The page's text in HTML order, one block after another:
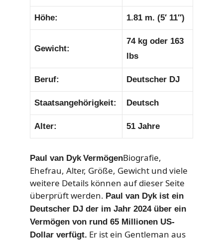
Höhe: 1.81 m. (5′ 11″)
Gewicht:
74 kg oder 163
lbs
Beruf: Deutscher DJ
Staatsangehörigkeit: Deutsch
Alter: 51 Jahre
Paul van Dyk VermögenBiografie,
Ehefrau, Alter, Größe, Gewicht und viele
weitere Details können auf dieser Seite
überprüft werden. Paul van Dyk ist ein
Deutscher DJ der im Jahr 2024 über ein
Vermögen von rund 65 Millionen US-
Dollar verfügt. Er ist ein Gentleman aus